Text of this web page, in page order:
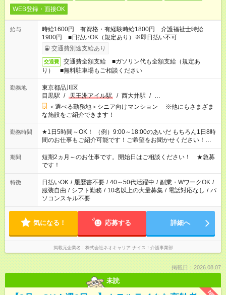
WEB登録・面接OK
給与
時給1600円 有資格・有経験時給1800円 介護福祉士時給
1900円 ■日払いOK（規定あり）※即日払い不可
交通費別途支給あり
交通費
交通費全額支給 ■ガソリン代も全額支給（規定あ
り） ■無料駐車場もご相談ください
勤務地
東京都品川区
目黒駅 / 天王洲アイル駅 / 西大井駅 / …
＜選べる勤務地＞シニア向けマンション ※他にもさまざま
な施設をご紹介できます！
勤務時間
★1日5時間～OK！ （例）9:00～18:00のあいだ もちろん1日8時
間のお仕事もご紹介可能です！ご希望をお聞かせください！★家
庭の都合でお休みが必要な場合も遠慮なくご相談ください。 ※
週最低15時間以上の勤務が必要です
期間
短期2ヵ月～のお仕事です。開始日はご相談ください！ ★急募
です！
特徴 日払いOK / 履歴書不要 / 40～50代活躍中 / 副業・WワークOK /
服装自由 / シフト勤務 / 10名以上の大量募集 / 電話対応なし / パ
ソコンスキル不要
気になる！ 応募する 詳細へ
掲載元企業名 株式会社ネオキャリア ナイス！介護事業部
掲載日：2026.08.07
未読